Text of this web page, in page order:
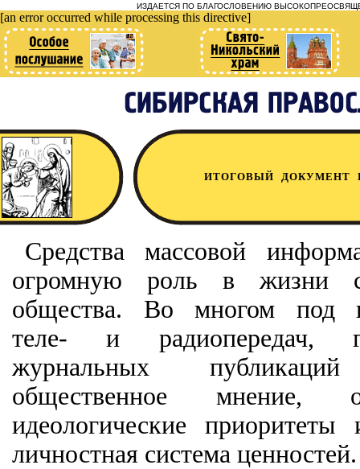
ИЗДАЕТСЯ ПО БЛАГОСЛОВЕНИЮ
[an error occurred while processing this directive]
ИТОГОВЫЙ ДОКУМЕНТ
Средства массовой
огромную роль в жизни
общества. Во многом под
теле- и радиопередач,
журнальных публикаций
общественное мнение,
идеологические
личностная система ценностей.